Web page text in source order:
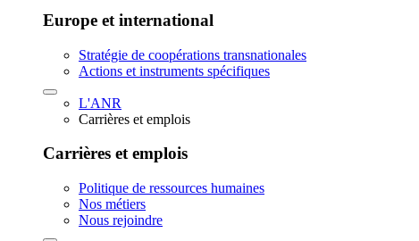
Europe et international
Stratégie de coopérations transnationales
Actions et instruments spécifiques
L'ANR
Carrières et emplois
Carrières et emplois
Politique de ressources humaines
Nos métiers
Nous rejoindre